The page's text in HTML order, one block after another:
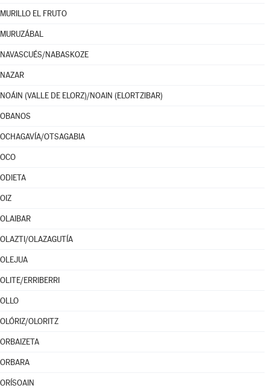
MURILLO EL FRUTO
MURUZÁBAL
NAVASCUÉS/NABASKOZE
NAZAR
NOÁIN (VALLE DE ELORZ)/NOAIN (ELORTZIBAR)
OBANOS
OCHAGAVÍA/OTSAGABIA
OCO
ODIETA
OIZ
OLAIBAR
OLAZTI/OLAZAGUTÍA
OLEJUA
OLITE/ERRIBERRI
OLLO
OLÓRIZ/OLORITZ
ORBAIZETA
ORBARA
ORÍSOAIN